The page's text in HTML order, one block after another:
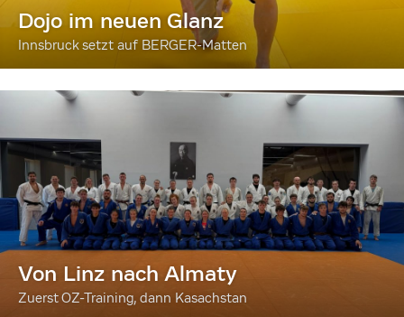
Dojo im neuen Glanz
Innsbruck setzt auf BERGER-Matten
Von Linz nach Almaty
Zuerst OZ-Training, dann Kasachstan